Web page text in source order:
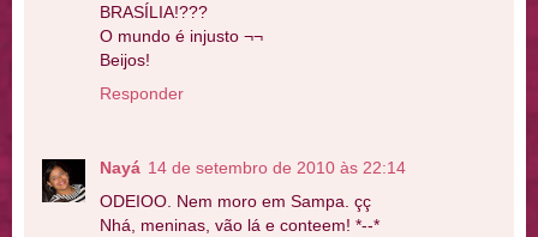
BRASÍLIA!???
O mundo é injusto ¬¬
Beijos!
Responder
Nayá 14 de setembro de 2010 às 22:14
ODEIOO. Nem moro em Sampa. çç
Nhá, meninas, vão lá e conteem! *--*